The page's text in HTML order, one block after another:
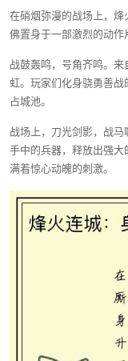
在硝烟弥漫的战场上，
佛置身于一部激烈的动作
战鼓轰鸣，号角齐鸣。
虹。玩家们化身骁勇善
占城池。
战场上，刀光剑影，战
手中的兵器，释放出强
满着惊心动魄的刺激。